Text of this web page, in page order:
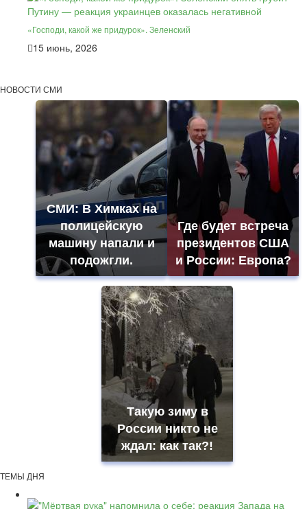
«Господи, какой же придурок». Зеленский
15 июнь, 2026
НОВОСТИ СМИ
СМИ: В Химках на
полицейскую
машину напали и
подожгли.
Где будет встреча
президентов США
и России: Европа?
Такую зиму в
России никто не
ждал: как так?!
ТЕМЫ ДНЯ